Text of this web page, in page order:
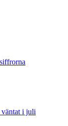
väntat i juli